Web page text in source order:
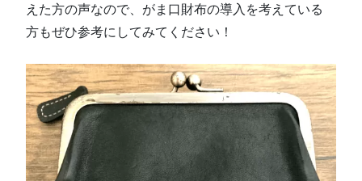
えた方の声なので、がま口財布の導入を考えている
方もぜひ参考にしてみてください！